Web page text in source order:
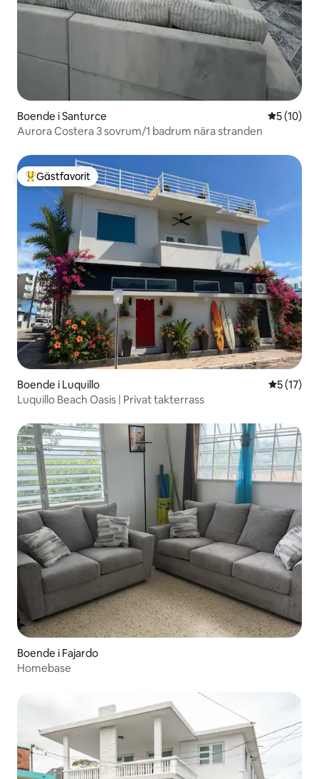
Boende i Santurce 5 av 5 i
5 (10)
Aurora Costera 3 sovrum/1 badrum nära stranden
Populär gästfavorit
Gästfavorit
Boende i Luquillo 5 av 5 i
5 (17)
Luquillo Beach Oasis | Privat takterrass
Boende i Fajardo
Homebase